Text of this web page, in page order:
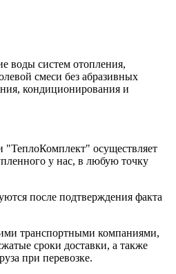
воды систем отопления,
смеси без абразивных
кондиционирования и
"ТеплоКомплект" осуществляет
у нас, в любую точку
после подтверждения факта
транспортными компаниями,
сроки доставки, а также
при перевозке.